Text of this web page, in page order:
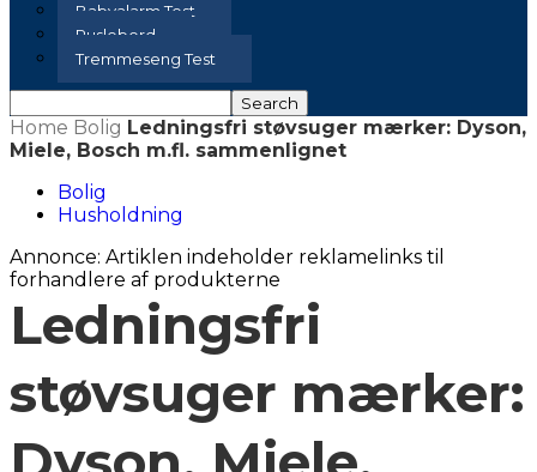
Babyalarm Test
Puslebord
Tremmeseng Test
Home Bolig Ledningsfri støvsuger mærker: Dyson,
Miele, Bosch m.fl. sammenlignet
Bolig
Husholdning
Annonce: Artiklen indeholder reklamelinks til
forhandlere af produkterne
Ledningsfri
støvsuger mærker: